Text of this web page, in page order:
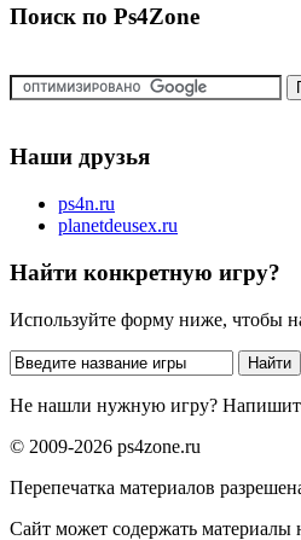
Поиск по Ps4Zone
Наши друзья
ps4n.ru
planetdeusex.ru
Найти конкретную игру?
Используйте форму ниже, чтобы
Не нашли нужную игру?
© 2009-2026 ps4zone.ru
Перепечатка материалов
Сайт может содержать материалы